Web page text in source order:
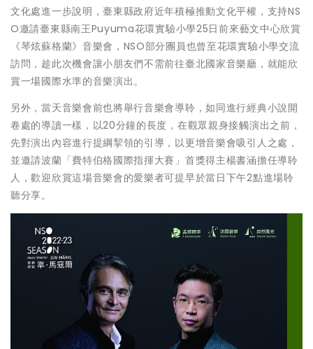
文化處進一步說明，臺東縣政府近年積極推動文化平權，支持NS
O邀請臺東縣南王Puyuma花環實驗小學25日前來藝文中心欣賞
《琴炫蘇格蘭》音樂會，NSO部分團員也曾至花環實驗小學交流
訪問，趁此次機會讓小朋友們不需前往臺北國家音樂廳，就能欣
賞一場國際水準的音樂演出。
另外，當天音樂會前也將舉行音樂會導聆，如同進行經典小說開
卷處的導讀一樣，以20分鐘的長度，在觀眾親身接觸演出之前，
先對演出內容進行提綱挈領的引導，以更增音樂會吸引人之處，
並邀請波蘭「費特伯格國際指揮大賽」首獎得主楊書涵擔任導聆
人，歡迎欣賞這場音樂會的愛樂者可提早於當日下午2點進場聆
聽分享。